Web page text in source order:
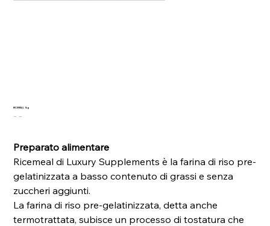
RICEMEAL 1kg
Prezzo
Prezzo
Preparato alimentare
Ricemeal di Luxury Supplements è la farina di riso pre-
gelatinizzata a basso contenuto di grassi e senza
zuccheri aggiunti.
La farina di riso pre-gelatinizzata, detta anche
termotrattata, subisce un processo di tostatura che